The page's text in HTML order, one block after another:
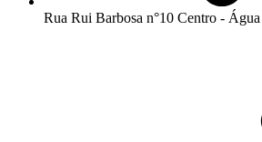
Rua Rui Barbosa n°10 Centro -